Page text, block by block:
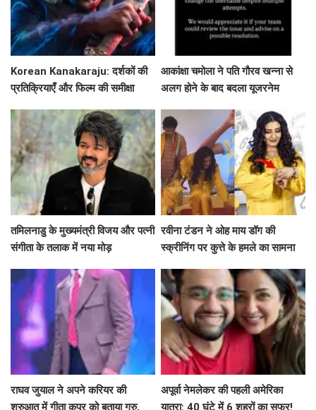
Korean Kanakaraju: दर्शकों की
प्रतिक्रियाएँ और फिल्म की समीक्षा
आकांक्षा चमोला ने पति गौरव खन्ना से
अलग होने के बाद बदला यूजरनेम
तमिलनाडु के मुख्यमंत्री विजय और पत्नी
संगीता के तलाक में नया मोड़
रवीना टंडन ने ओह माय डॉग की
स्क्रीनिंग पर कुत्ते के हमले का सामना
राघव जुयाल ने अपने करियर की
शुरुआत में गीता कपूर को बताया गुरु,
अपूर्वा नेमलेकर की पहली अमेरिका
यात्रा: 40 घंटे में 6 शहरों का सफर!